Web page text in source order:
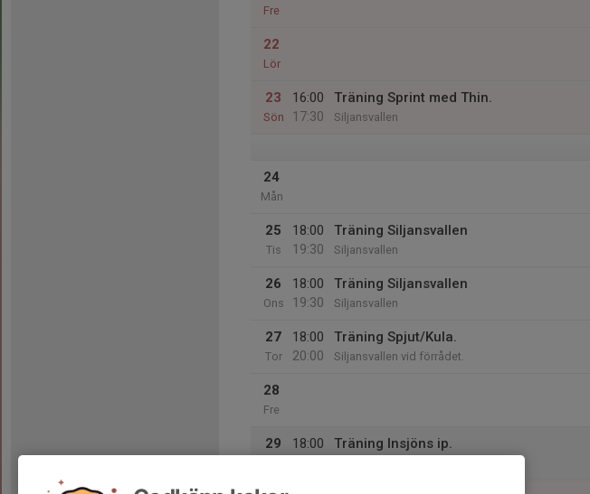
Fre
22
Lör
23
Sön
16:00
17:30
Träning Sprint med Thin.
Siljansvallen
24
Mån
25
Tis
18:00
19:30
Träning Siljansvallen
Siljansvallen
26
Ons
18:00
19:30
Träning Siljansvallen
Siljansvallen
27
Tor
18:00
20:00
Träning Spjut/Kula.
Siljansvallen vid förrådet.
28
Fre
29
18:00
Träning Insjöns ip.